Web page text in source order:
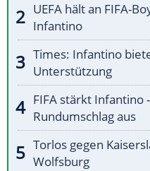
UEFA hält an FIFA-
Infantino
Times: Infantino
Unterstützung
FIFA stärkt Infantino
Rundumschlag aus
Torlos gegen
Wolfsburg